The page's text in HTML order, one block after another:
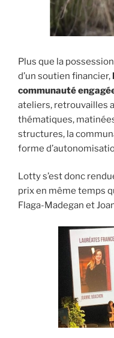
Plus que la
d’un soutien financier,
communauté
ateliers, retrouvailles
thématiques,
structures, la
forme
Lotty s’est donc
prix en même temps
Flaga-Madegan et